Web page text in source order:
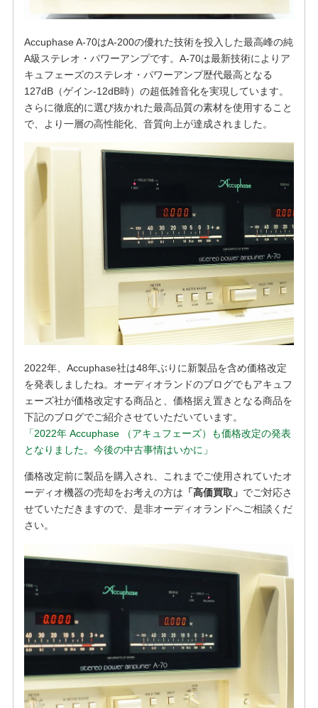
Accuphase A-70はA-200の優れた技術を投入した最高峰の純
A級ステレオ・パワーアンプです。A-70は最新技術によりア
キュフェーズのステレオ・パワーアンプ歴代最高となる
127dB（ゲイン-12dB時）の超低雑音化を実現しています。
さらに徹底的に選び抜かれた最高品質の素材を使用すること
で、より一層の高性能化、音質向上が達成されました。
2022年、Accuphase社は48年ぶりに新製品を含め価格改定
を発表しましたね。オーディオランドのブログでもアキュフ
ェーズ社が価格改定する商品と、価格据え置きとなる商品を
下記のブログでご紹介させていただいています。
「2022年 Accuphase （アキュフェーズ）も価格改定の発表
となりました。今後の中古事情はいかに」
価格改定前に製品を購入され、これまでご使用されていたオ
ーディオ機器の売却をお考えの方は 「高価買取」 でご対応さ
せていただきますので、是非オーディオランドへご相談くだ
さい。